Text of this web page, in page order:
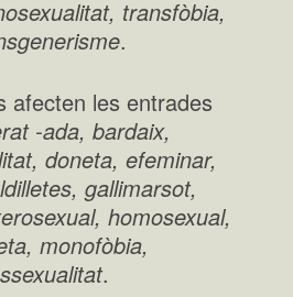
transfòbia,
.
afecten les entrades
-ada, bardaix,
doneta, efeminar,
gallimarsot,
homosexual,
monofòbia,
.